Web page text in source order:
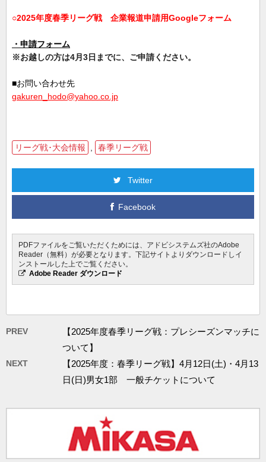
○2025年度春季リーグ戦 企業報道申請用Googleフォーム
・申請フォーム
※お越しの方は4月3日までに、ご申請ください。
■お問い合わせ先
gakuren_hodo@yahoo.co.jp
リーグ戦･大会情報 春季リーグ戦
Twitter
Facebook
PDFファイルをご覧いただくためには、アドビシステムズ社のAdobe
Reader（無料）が必要となります。下記サイトよりダウンロードしイ
ンストールした上でご覧ください。
Adobe Reader ダウンロード
PREV
【2025年度春季リーグ戦：プレシーズンマッチに
ついて】
NEXT
【2025年度：春季リーグ戦】4月12日(土)・4月13
日(日)男女1部 一般チケットについて